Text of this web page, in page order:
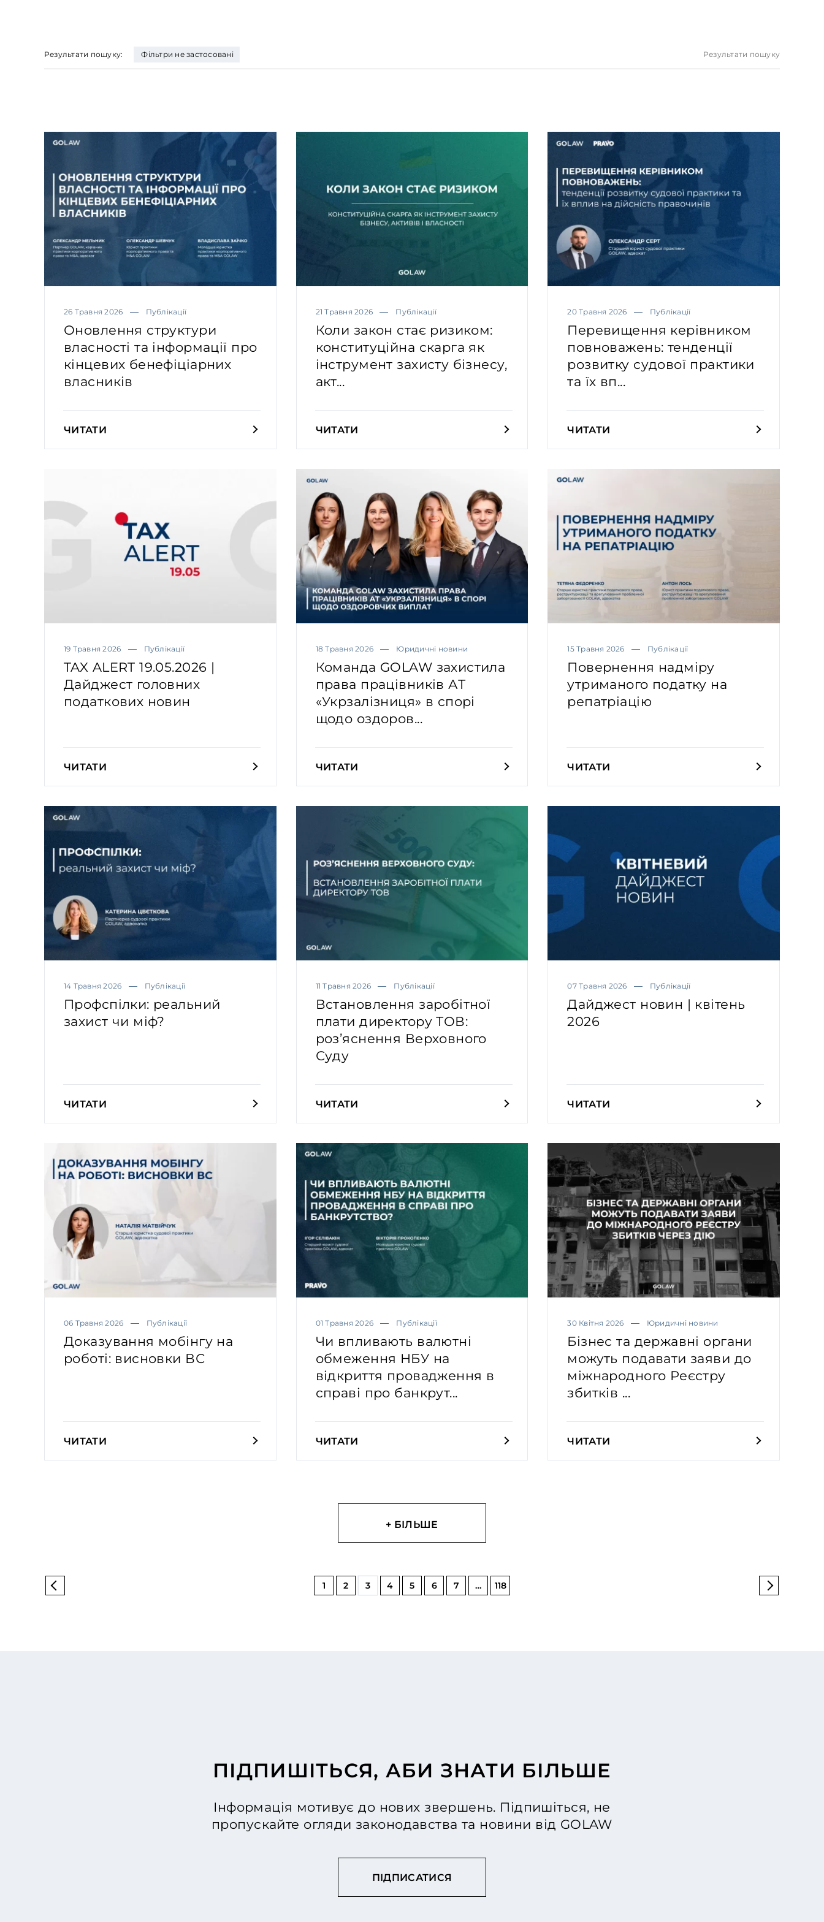
Результати пошуку: Фільтри не застосовані Результати пошуку
26 Травня 2026 Публікації
Оновлення структури
власності та інформації про
кінцевих бенефіціарних
власників
ЧИТАТИ
21 Травня 2026 Публікації
Коли закон стає ризиком:
конституційна скарга як
інструмент захисту бізнесу,
акт...
ЧИТАТИ
20 Травня 2026 Публікації
Перевищення керівником
повноважень: тенденції
розвитку судової практики
та їх вп...
ЧИТАТИ
19 Травня 2026 Публікації
TAX ALERT 19.05.2026 |
Дайджест головних
податкових новин
ЧИТАТИ
18 Травня 2026 Юридичні новини
Команда GOLAW захистила
права працівників АТ
«Укрзалізниця» в спорі
щодо оздоров...
ЧИТАТИ
15 Травня 2026 Публікації
Повернення надміру
утриманого податку на
репатріацію
ЧИТАТИ
14 Травня 2026 Публікації
Профспілки: реальний
захист чи міф?
ЧИТАТИ
11 Травня 2026 Публікації
Встановлення заробітної
плати директору ТОВ:
роз’яснення Верховного
Суду
ЧИТАТИ
07 Травня 2026 Публікації
Дайджест новин | квітень
2026
ЧИТАТИ
06 Травня 2026 Публікації
Доказування мобінгу на
роботі: висновки ВС
ЧИТАТИ
01 Травня 2026 Публікації
Чи впливають валютні
обмеження НБУ на
відкриття провадження в
справі про банкрут...
ЧИТАТИ
30 Квітня 2026 Юридичні новини
Бізнес та державні органи
можуть подавати заяви до
міжнародного Реєстру
збитків ...
ЧИТАТИ
+ БІЛЬШЕ
1 2 3 4 5 6 7 … 118
ПІДПИШІТЬСЯ, АБИ ЗНАТИ БІЛЬШЕ
Інформація мотивує до нових звершень. Підпишіться, не
пропускайте огляди законодавства та новини від GOLAW
ПІДПИСАТИСЯ